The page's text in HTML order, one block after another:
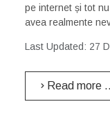
pe internet și tot
avea realmente
Last Updated: 27
Read more